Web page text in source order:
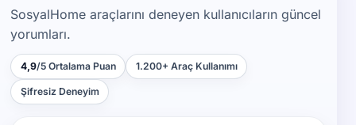
SosyalHome araçlarını deneyen kullanıcıların güncel
yorumları.
4,9/5 Ortalama Puan 1.200+ Araç Kullanımı
Şifresiz Deneyim